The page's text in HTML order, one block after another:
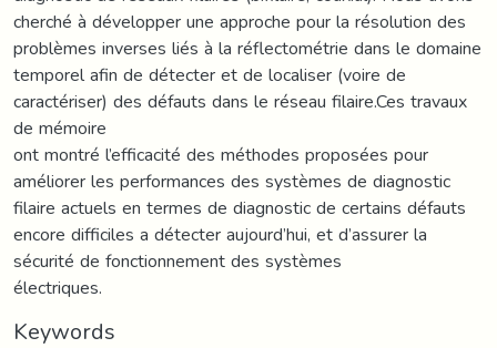
cherché à développer une approche pour la résolution des
problèmes inverses liés à la réflectométrie dans le domaine
temporel afin de détecter et de localiser (voire de
caractériser) des défauts dans le réseau filaire.Ces travaux
de mémoire
ont montré l’efficacité des méthodes proposées pour
améliorer les performances des systèmes de diagnostic
filaire actuels en termes de diagnostic de certains défauts
encore difficiles a détecter aujourd’hui, et d’assurer la
sécurité de fonctionnement des systèmes
électriques.
Keywords